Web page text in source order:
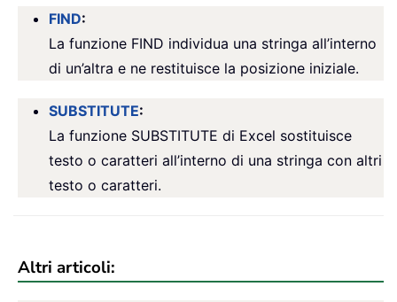
FIND:
La funzione FIND individua una stringa all’interno
di un’altra e ne restituisce la posizione iniziale.
SUBSTITUTE:
La funzione SUBSTITUTE di Excel sostituisce
testo o caratteri all’interno di una stringa con altri
testo o caratteri.
Altri articoli: